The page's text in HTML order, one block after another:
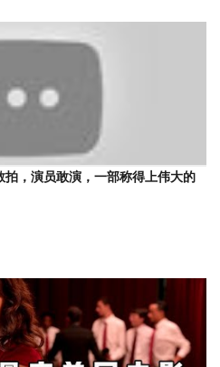
拍，演员敢演，一部称得上伟大的